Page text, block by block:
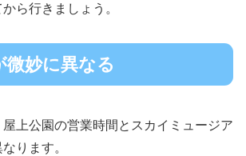
ら行きましょう。
微妙に異なる
上公園の営業時間とスカイミュージア
ります。